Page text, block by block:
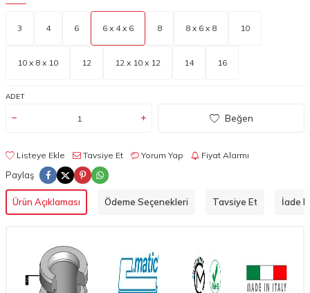
3 4 6 6 x 4 x 6 8 8 x 6 x 8 10
10 x 8 x 10 12 12 x 10 x 12 14 16
ADET
Beğen
Listeye Ekle Tavsiye Et Yorum Yap Fiyat Alarmı
Paylaş
Ürün Açıklaması Ödeme Seçenekleri Tavsiye Et İade